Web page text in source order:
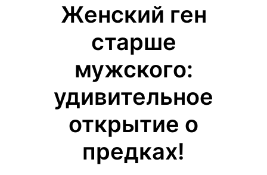
Женский ген
старше
мужского:
удивительное
открытие о
предках!